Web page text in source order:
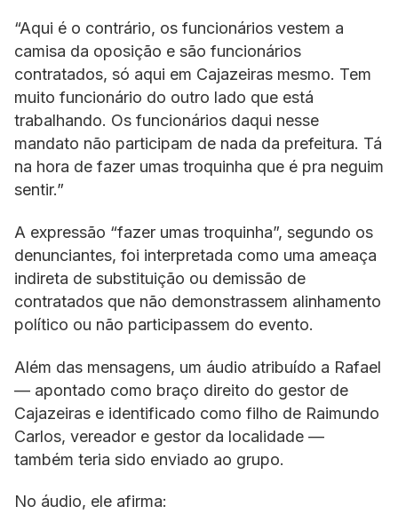
“Aqui é o contrário, os funcionários vestem a
camisa da oposição e são funcionários
contratados, só aqui em Cajazeiras mesmo. Tem
muito funcionário do outro lado que está
trabalhando. Os funcionários daqui nesse
mandato não participam de nada da prefeitura. Tá
na hora de fazer umas troquinha que é pra neguim
sentir.”
A expressão “fazer umas troquinha”, segundo os
denunciantes, foi interpretada como uma ameaça
indireta de substituição ou demissão de
contratados que não demonstrassem alinhamento
político ou não participassem do evento.
Além das mensagens, um áudio atribuído a Rafael
— apontado como braço direito do gestor de
Cajazeiras e identificado como filho de Raimundo
Carlos, vereador e gestor da localidade —
também teria sido enviado ao grupo.
No áudio, ele afirma: